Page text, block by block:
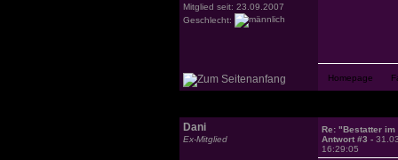
Mitglied seit: 23.09.2007
Geschlecht:
Dani
Ex-Mitglied
Re: "Bestatter im
Antwort #3 -
16:29:05